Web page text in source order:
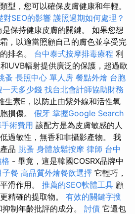
型，您可以確保皮膚健康和年輕。
對SEO的影響 護照過期如何處理？
保持健康皮膚的關鍵。 如果您想
，以適當照顧自己的膚色並享受完
排名。 台中泰式按摩排毒療程 利
UVB輻射提供廣泛的保護，超過歐
蚤 長照中心 單人房 餐點外燴 台胞
一天多少錢 找台北會計師協助財務
生素E，以防止由紫外線和活性氧
損傷。 假牙 掌握Google Search
術費用 該配方是為皮膚敏感的人
過敏性，無香和非攝影產物。 我
品 跳蚤 身體放鬆按摩 律師 台中
- 畢竟，這是韓國COSRX品牌中
子餐 高品質外燴餐飲選擇 它輕巧，
滑作用。 推薦的SEO軟體工具 顧
精確的提取物。 有效的關鍵字搜
制年齡批評的成分。 討債 它還包